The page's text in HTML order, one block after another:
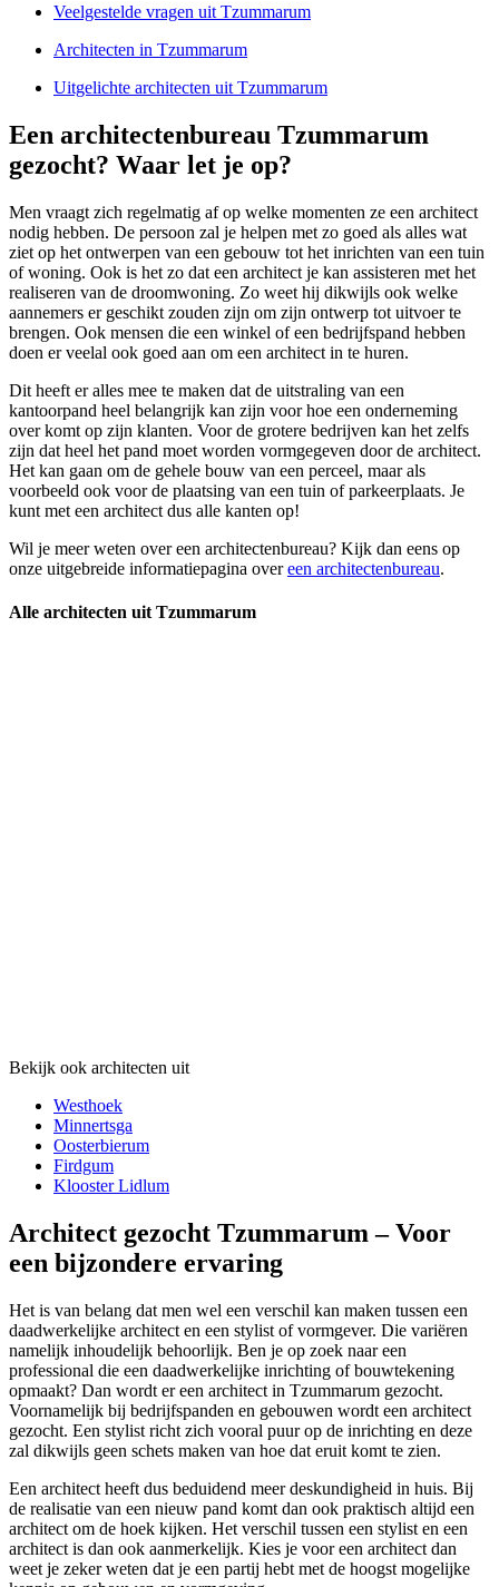
Veelgestelde vragen uit Tzummarum
Architecten in Tzummarum
Uitgelichte architecten uit Tzummarum
Een architectenbureau Tzummarum
gezocht? Waar let je op?
Men vraagt zich regelmatig af op welke momenten ze een architect
nodig hebben. De persoon zal je helpen met zo goed als alles wat
ziet op het ontwerpen van een gebouw tot het inrichten van een tuin
of woning. Ook is het zo dat een architect je kan assisteren met het
realiseren van de droomwoning. Zo weet hij dikwijls ook welke
aannemers er geschikt zouden zijn om zijn ontwerp tot uitvoer te
brengen. Ook mensen die een winkel of een bedrijfspand hebben
doen er veelal ook goed aan om een architect in te huren.
Dit heeft er alles mee te maken dat de uitstraling van een
kantoorpand heel belangrijk kan zijn voor hoe een onderneming
over komt op zijn klanten. Voor de grotere bedrijven kan het zelfs
zijn dat heel het pand moet worden vormgegeven door de architect.
Het kan gaan om de gehele bouw van een perceel, maar als
voorbeeld ook voor de plaatsing van een tuin of parkeerplaats. Je
kunt met een architect dus alle kanten op!
Wil je meer weten over een architectenbureau? Kijk dan eens op
onze uitgebreide informatiepagina overeen architectenbureau.
Alle architecten uit Tzummarum
Bekijk ook architecten uit
Westhoek
Minnertsga
Oosterbierum
Firdgum
Klooster Lidlum
Architect gezocht Tzummarum – Voor
een bijzondere ervaring
Het is van belang dat men wel een verschil kan maken tussen een
daadwerkelijke architect en een stylist of vormgever. Die variëren
namelijk inhoudelijk behoorlijk. Ben je op zoek naar een
professional die een daadwerkelijke inrichting of bouwtekening
opmaakt? Dan wordt er een architect in Tzummarum gezocht.
Voornamelijk bij bedrijfspanden en gebouwen wordt een architect
gezocht. Een stylist richt zich vooral puur op de inrichting en deze
zal dikwijls geen schets maken van hoe dat eruit komt te zien.
Een architect heeft dus beduidend meer deskundigheid in huis. Bij
de realisatie van een nieuw pand komt dan ook praktisch altijd een
architect om de hoek kijken. Het verschil tussen een stylist en een
architect is dan ook aanmerkelijk. Kies je voor een architect dan
weet je zeker weten dat je een partij hebt met de hoogst mogelijke